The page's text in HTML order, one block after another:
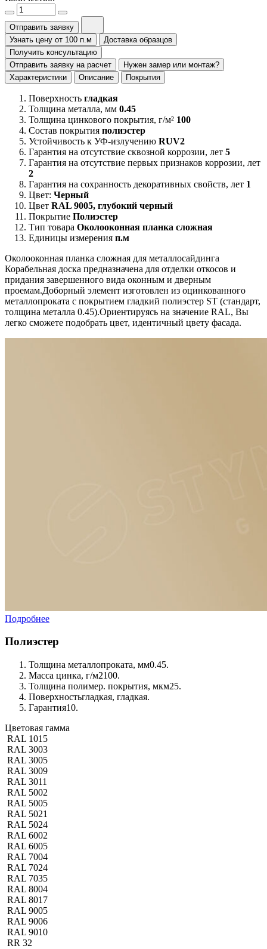
Отправить заявку
Узнать цену от 100 п.м
Доставка образцов
Получить консультацию
Отправить заявку на расчет
Нужен замер или монтаж?
Характеристики
Описание Покрытия
Поверхность гладкая
Толщина металла, мм 0.45
Толщина цинкового покрытия, г/м² 100
Состав покрытия полиэстер
Устойчивость к УФ-излучению RUV2
Гарантия на отсутствие сквозной коррозии, лет 5
Гарантия на отсутствие первых признаков коррозии, лет
2
Гарантия на сохранность декоративных свойств, лет 1
Цвет: Черный
Цвет RAL 9005, глубокий черный
Покрытие Полиэстер
Тип товара Околооконная планка сложная
Единицы измерения п.м
Околооконная планка сложная для металлосайдинга
Корабельная доска предназначена для отделки откосов и
придания завершенного вида оконным и дверным
проемам.Доборный элемент изготовлен из оцинкованного
металлопроката c покрытием гладкий полиэстер ST (стандарт,
толщина металла 0.45).Ориентируясь на значение RAL, Вы
легко cможете подобрать цвет, идентичный цвету фасада.
Подробнее
Полиэстер
Толщина металлопроката, мм0.45.
Масса цинка, г/м2100.
Толщина полимер. покрытия, мкм25.
Поверхностьгладкая, гладкая.
Гарантия10.
Цветовая гамма
RAL 1015
RAL 3003
RAL 3005
RAL 3009
RAL 3011
RAL 5002
RAL 5005
RAL 5021
RAL 5024
RAL 6002
RAL 6005
RAL 7004
RAL 7024
RAL 7035
RAL 8004
RAL 8017
RAL 9005
RAL 9006
RAL 9010
RR 32